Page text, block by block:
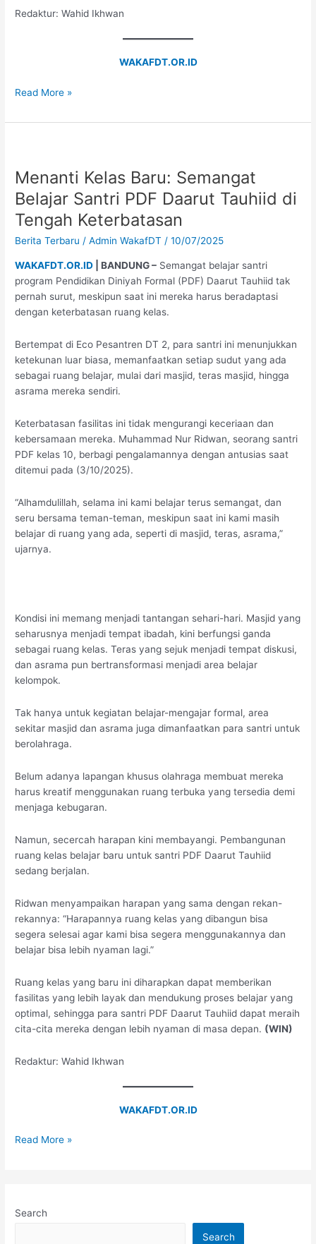
Redaktur: Wahid Ikhwan
WAKAFDT.OR.ID
Read More »
Menanti Kelas Baru: Semangat
Belajar Santri PDF Daarut Tauhiid di
Tengah Keterbatasan
Berita Terbaru /Admin WakafDT /10/07/2025
WAKAFDT.OR.ID | BANDUNG – Semangat belajar santri
program Pendidikan Diniyah Formal (PDF) Daarut Tauhiid tak
pernah surut, meskipun saat ini mereka harus beradaptasi
dengan keterbatasan ruang kelas.
Bertempat di Eco Pesantren DT 2, para santri ini menunjukkan
ketekunan luar biasa, memanfaatkan setiap sudut yang ada
sebagai ruang belajar, mulai dari masjid, teras masjid, hingga
asrama mereka sendiri.
Keterbatasan fasilitas ini tidak mengurangi keceriaan dan
kebersamaan mereka. Muhammad Nur Ridwan, seorang santri
PDF kelas 10, berbagi pengalamannya dengan antusias saat
ditemui pada (3/10/2025).
“Alhamdulillah, selama ini kami belajar terus semangat, dan
seru bersama teman-teman, meskipun saat ini kami masih
belajar di ruang yang ada, seperti di masjid, teras, asrama,”
ujarnya.
Kondisi ini memang menjadi tantangan sehari-hari. Masjid yang
seharusnya menjadi tempat ibadah, kini berfungsi ganda
sebagai ruang kelas. Teras yang sejuk menjadi tempat diskusi,
dan asrama pun bertransformasi menjadi area belajar
kelompok.
Tak hanya untuk kegiatan belajar-mengajar formal, area
sekitar masjid dan asrama juga dimanfaatkan para santri untuk
berolahraga.
Belum adanya lapangan khusus olahraga membuat mereka
harus kreatif menggunakan ruang terbuka yang tersedia demi
menjaga kebugaran.
Namun, secercah harapan kini membayangi. Pembangunan
ruang kelas belajar baru untuk santri PDF Daarut Tauhiid
sedang berjalan.
Ridwan menyampaikan harapan yang sama dengan rekan-
rekannya: “Harapannya ruang kelas yang dibangun bisa
segera selesai agar kami bisa segera menggunakannya dan
belajar bisa lebih nyaman lagi.”
Ruang kelas yang baru ini diharapkan dapat memberikan
fasilitas yang lebih layak dan mendukung proses belajar yang
optimal, sehingga para santri PDF Daarut Tauhiid dapat meraih
cita-cita mereka dengan lebih nyaman di masa depan. (WIN)
Redaktur: Wahid Ikhwan
WAKAFDT.OR.ID
Baru:
Semangat
Belajar
Santri
PDF
Tauhiid
di
Tengah
Keterbatasan
Read More »
Search
Search